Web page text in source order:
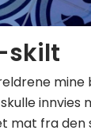
skilt
mine
innvies
mat fra den